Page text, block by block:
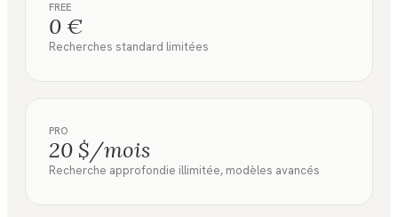
FREE
0 €
Recherches standard limitées
PRO
20 $/mois
Recherche approfondie illimitée, modèles avancés